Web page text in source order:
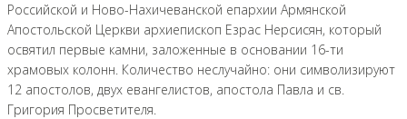
Российской и Ново-Нахичеванской епархии Армянской
Апостольской Церкви архиепископ Езрас Нерсисян, который
освятил первые камни, заложенные в основании 16-ти
храмовых колонн. Количество неслучайно: они символизируют
12 апостолов, двух евангелистов, апостола Павла и св.
Григория Просветителя.